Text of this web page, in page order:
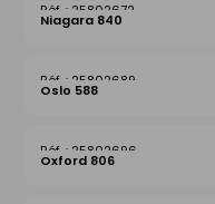
25802672
Niagara 840
25802689
Oslo 588
25802696
Oxford 806